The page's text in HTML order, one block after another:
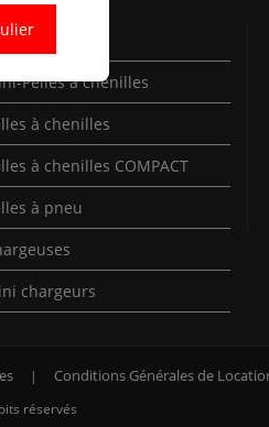
Produits
Pelles à chenilles
à chenilles
à chenilles COMPACT
à pneu
chargeurs
Conditions Générales de
réservés